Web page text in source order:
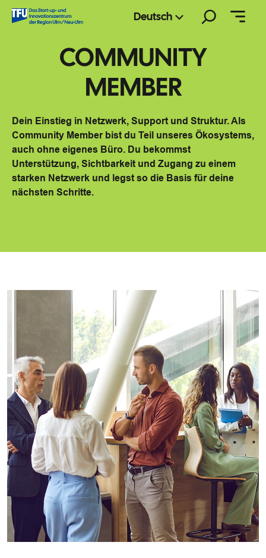
Zum
Inhalt
Deutsch
COMMUNITY
MEMBER
Dein Einstieg in Netzwerk, Support und Struktur. Als
Community Member bist du Teil unseres Ökosystems,
auch ohne eigenes Büro. Du bekommst
Unterstützung, Sichtbarkeit und Zugang zu einem
starken Netzwerk und legst so die Basis für deine
nächsten Schritte.